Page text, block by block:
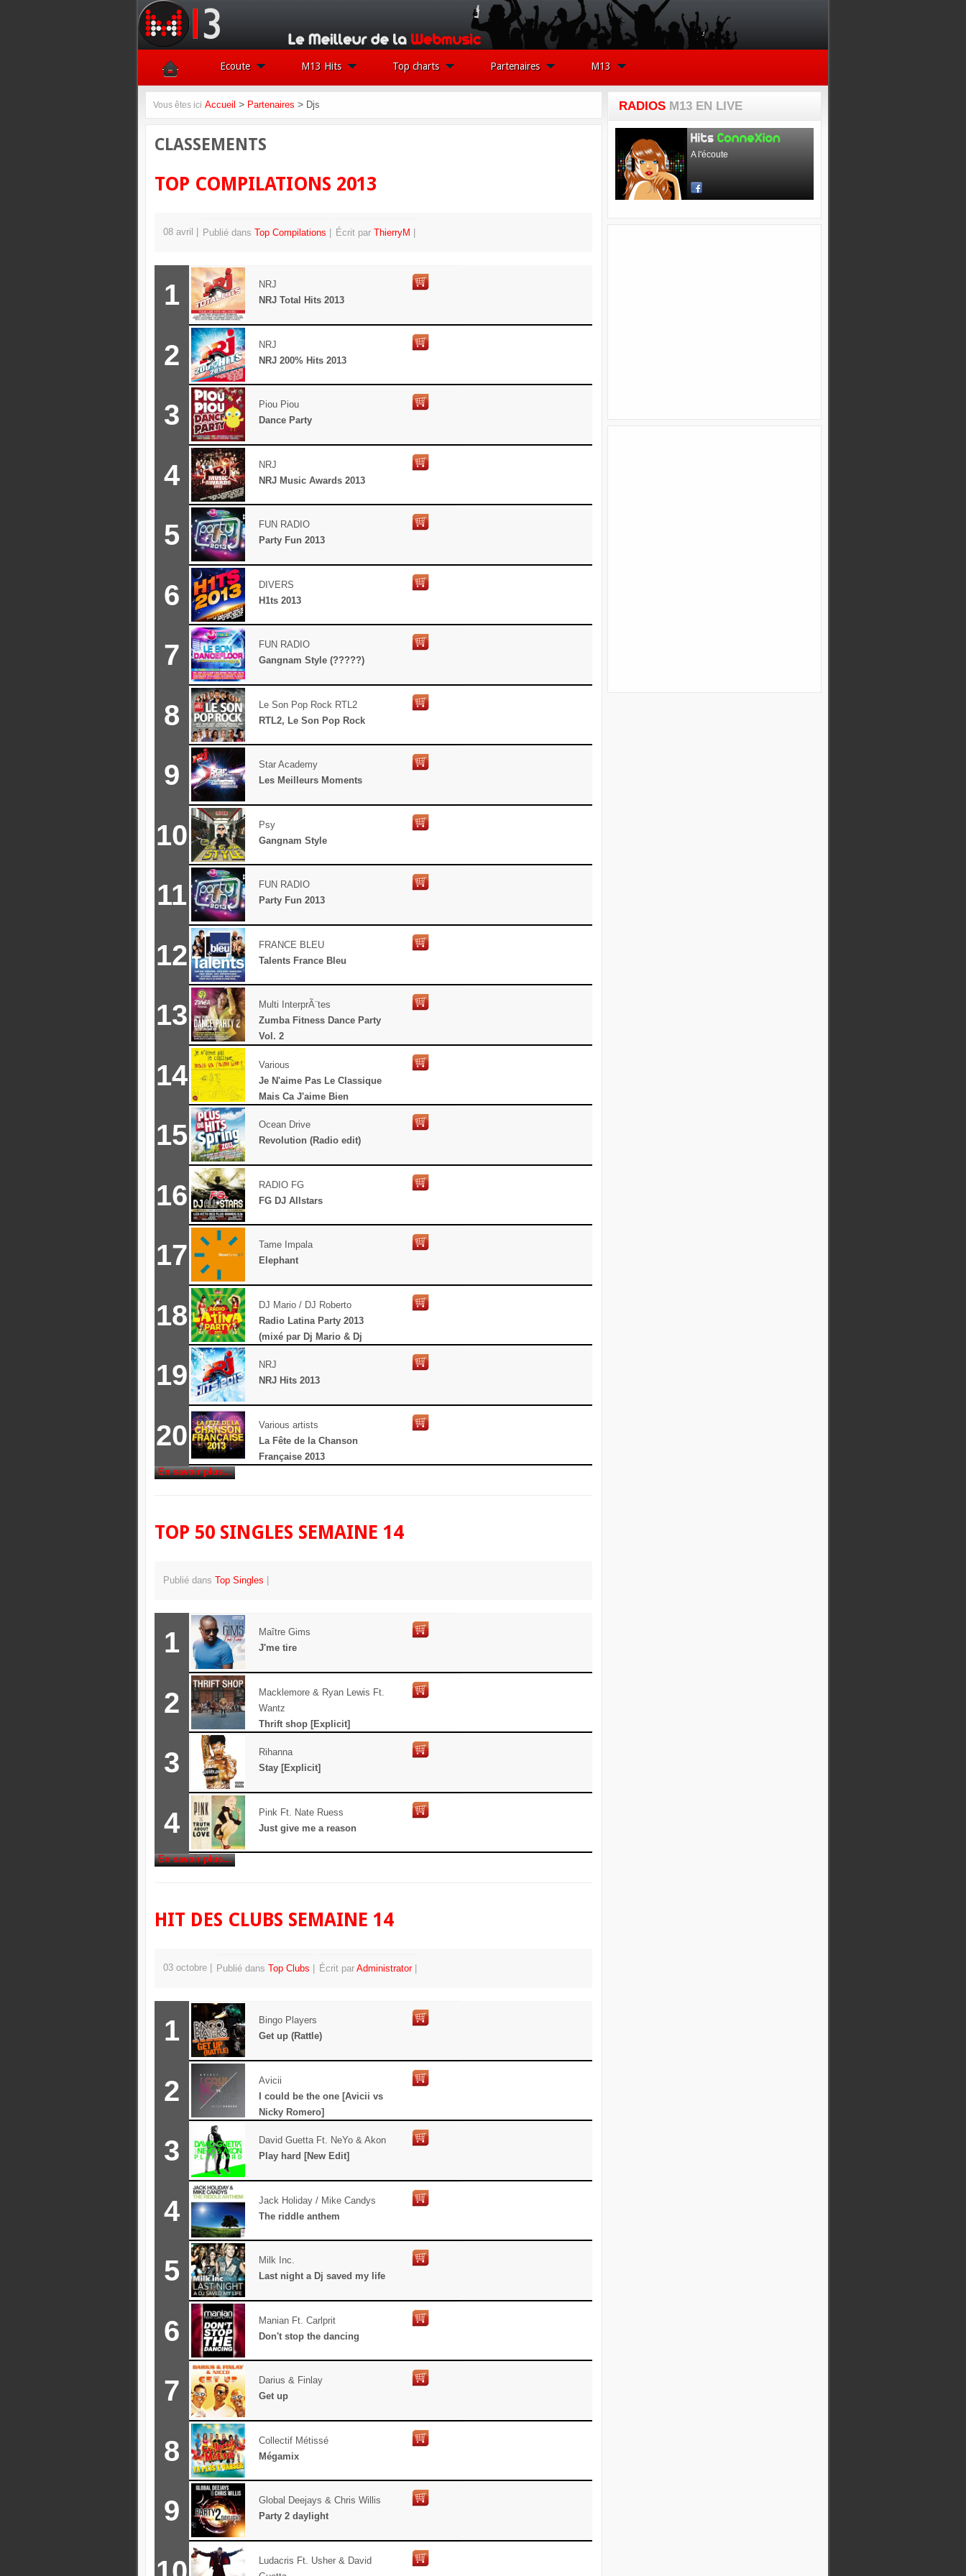
Ecoute M13 Hits Top charts Partenaires M13
Vous êtes ici Accueil > Partenaires > Djs
CLASSEMENTS
TOP COMPILATIONS 2013
08 avril Publié dans Top Compilations Écrit par ThierryM
1
NRJ
NRJ Total Hits 2013
2
NRJ
NRJ 200% Hits 2013
3
Piou Piou
Dance Party
4
NRJ
NRJ Music Awards 2013
5
FUN RADIO
Party Fun 2013
6
DIVERS
H1ts 2013
7
FUN RADIO
Gangnam Style (?????)
8
Le Son Pop Rock RTL2
RTL2, Le Son Pop Rock
9
Star Academy
Les Meilleurs Moments
10
Psy
Gangnam Style
11
FUN RADIO
Party Fun 2013
12
FRANCE BLEU
Talents France Bleu
13
Multi InterprÃ¨tes
Zumba Fitness Dance Party
Vol. 2
14
Various
Je N'aime Pas Le Classique
Mais Ca J'aime Bien
15
Ocean Drive
Revolution (Radio edit)
16
RADIO FG
FG DJ Allstars
17
Tame Impala
Elephant
18
DJ Mario / DJ Roberto
Radio Latina Party 2013
(mixé par Dj Mario & Dj
19
NRJ
NRJ Hits 2013
20
Various artists
La Fête de la Chanson
Française 2013
En savoir plus...
TOP 50 SINGLES SEMAINE 14
Publié dans Top Singles
1
Maître Gims
J'me tire
2
Macklemore & Ryan Lewis Ft.
Wantz
Thrift shop [Explicit]
3
Rihanna
Stay [Explicit]
4
Pink Ft. Nate Ruess
Just give me a reason
En savoir plus...
HIT DES CLUBS SEMAINE 14
03 octobre Publié dans Top Clubs Écrit par Administrator
1
Bingo Players
Get up (Rattle)
2
Avicii
I could be the one [Avicii vs
Nicky Romero]
3
David Guetta Ft. NeYo & Akon
Play hard [New Edit]
4
Jack Holiday / Mike Candys
The riddle anthem
5
Milk Inc.
Last night a Dj saved my life
6
Manian Ft. Carlprit
Don't stop the dancing
7
Darius & Finlay
Get up
8
Collectif Métissé
Mégamix
9
Global Deejays & Chris Willis
Party 2 daylight
Ludacris Ft. Usher & David
RADIOS M13 EN LIVE
A l'écoute